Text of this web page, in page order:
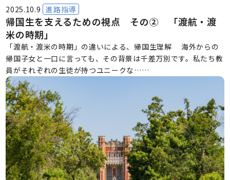
2025.10.9 進路指導
帰国生を支えるための視点 その② 「渡航・渡
米の時期」
「渡航・渡米の時期」の違いによる、帰国生理解 海外からの
帰国子女と一口に言っても、その背景は千差万別です。私たち教
員がそれぞれの生徒が持つユニークな……